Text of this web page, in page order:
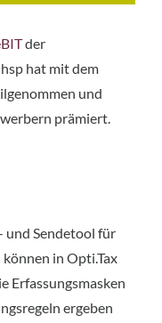
der
hat mit dem
und
prämiert.
und Sendetool für
in Opti.Tax
Erfassungsmasken
ergeben